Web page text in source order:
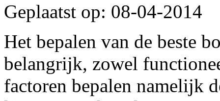
Geplaatst op: 08-04-2014
Het bepalen van de beste
belangrijk, zowel
factoren bepalen namelijk